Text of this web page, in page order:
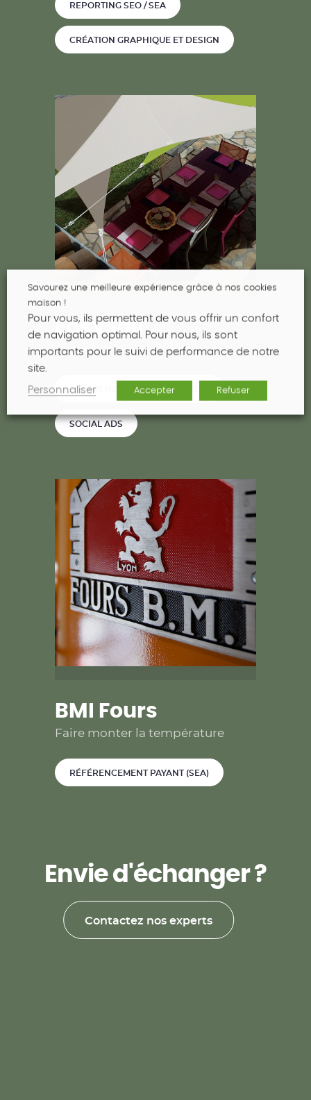
REPORTING SEO / SEA
CRÉATION GRAPHIQUE ET DESIGN
EasySail
Accélérer le e-commerce
RÉFÉRENCEMENT PAYANT (SEA)
SOCIAL ADS
BMI Fours
Faire monter la température
RÉFÉRENCEMENT PAYANT (SEA)
Envie d 'éc hanger ?
Contactez nos experts
Savourez une meilleure expérience grâce à nos cookies
maison !
Pour vous, ils permettent de vous offrir un confort
de navigation optimal. Pour nous, ils sont
importants pour le suivi de performance de notre
site.
Personnaliser Accepter Refuser